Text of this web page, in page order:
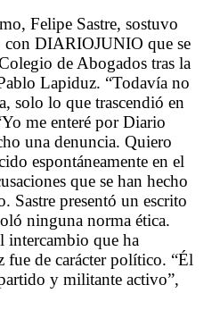
Felipe Sastre, sostuvo
con DIARIOJUNIO que se
de Abogados tras la
Lapiduz. “Todavía no
solo lo que trascendió en
me enteré por Diario
una denuncia. Quiero
espontáneamente en el
que se han hecho
Sastre presentó un escrito
ninguna norma ética.
intercambio que ha
de carácter político. “Él
y militante activo”,